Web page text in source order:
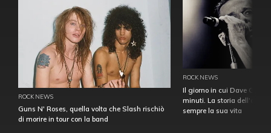
ROCK NEWS
Guns N' Roses, quella volta che Slash rischiò
di morire in tour con la band
ROCK NEWS
Il giorno in cui Dave
minuti. La storia
sempre la sua vita